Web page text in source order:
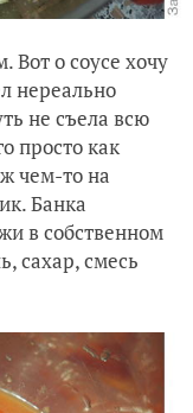
Вот о соусе хочу
нереально
не съела всю
просто как
чем-то на
Банка
в собственном
сахар, смесь